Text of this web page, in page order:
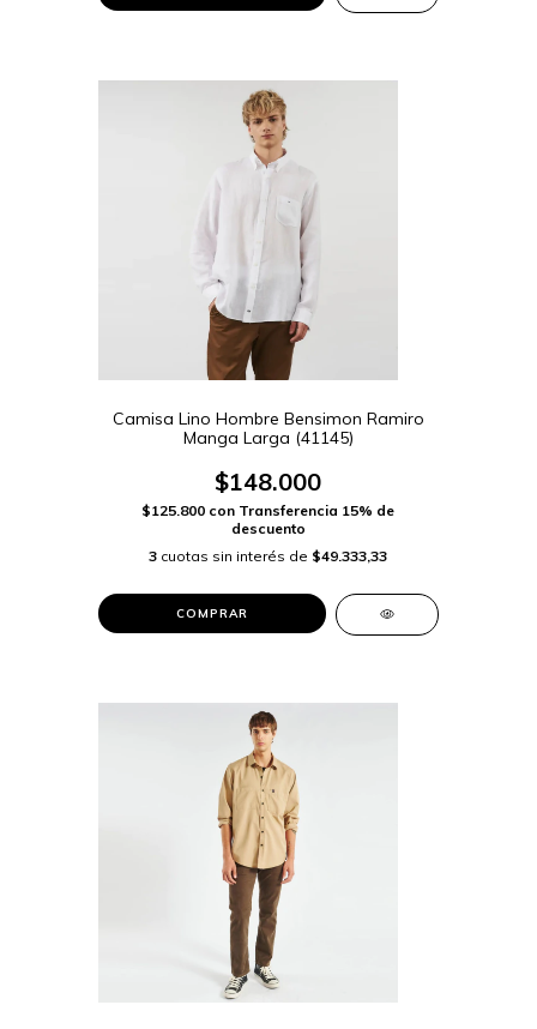
Camisa Lino Hombre Bensimon Ramiro
Manga Larga (41145)
$148.000
$125.800 con Transferencia 15% de
descuento
3 cuotas sin interés de $49.333,33
COMPRAR